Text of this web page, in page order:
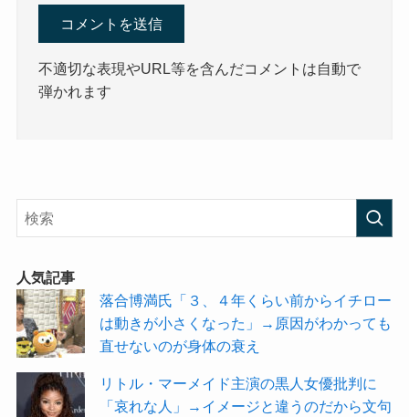
不適切な表現やURL等を含んだコメントは自動で
弾かれます
人気記事
落合博満氏「３、４年くらい前からイチロー
は動きが小さくなった」→原因がわかっても
直せないのが身体の衰え
リトル・マーメイド主演の黒人女優批判に
「哀れな人」→イメージと違うのだから文句